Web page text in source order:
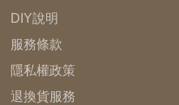
DIY說明
服務條款
隱私權政策
退換貨服務